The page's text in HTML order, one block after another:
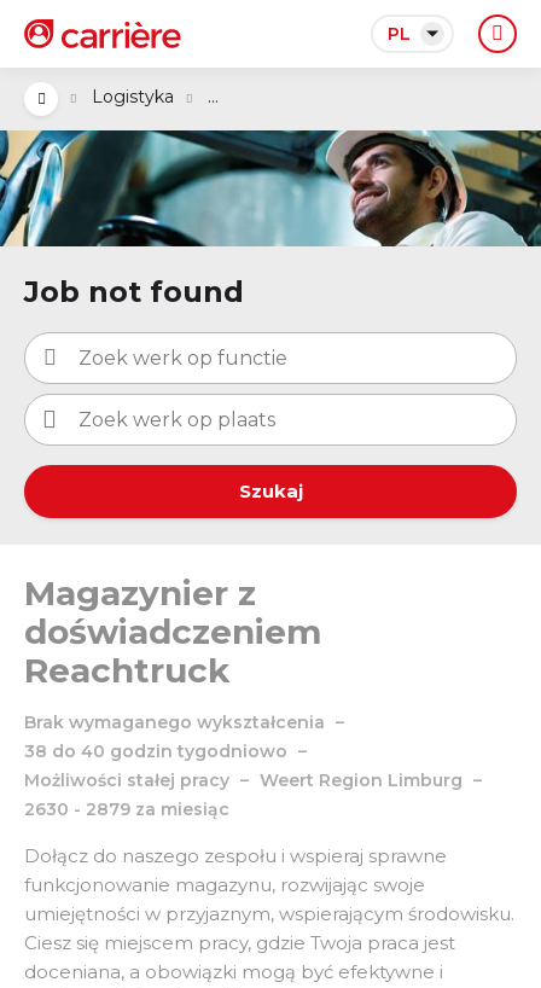
PL
Logistyka ...
Job not found
Szukaj
Magazynier z
doświadczeniem
Reachtruck
Brak wymaganego wykształcenia
38 do 40 godzin tygodniowo
Możliwości stałej pracy
Weert Region Limburg
2630 - 2879 za miesiąc
Dołącz do naszego zespołu i wspieraj sprawne
funkcjonowanie magazynu, rozwijając swoje
umiejętności w przyjaznym, wspierającym środowisku.
Ciesz się miejscem pracy, gdzie Twoja praca jest
doceniana, a obowiązki mogą być efektywne i